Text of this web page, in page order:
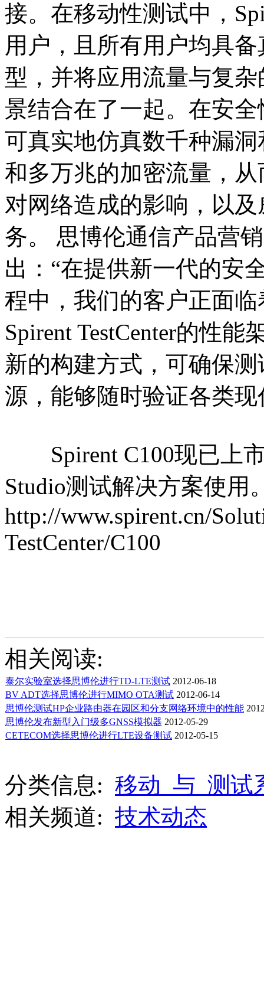
接。在移动性测试中，
用户，且所有用户均具
型，并将应用流量与复
景结合在了一起。在安
可真实地仿真数千种漏
和多万兆的加密流量，
对网络造成的影响，以
务。 思博伦通信产品营
出：“在提供新一代的安
程中，我们的客户正面临
Spirent TestCenter的性
新的构建方式，可确保
源，能够随时验证各类
Spirent C100现已上市
Studio测试解决方案使用
http://www.spirent.cn/
TestCenter/C100
相关阅读:
泰尔实验室选择思博伦进行TD-LTE测试 2012-06-18
BV ADT选择思博伦进行MIMO OTA测试 2012-06-14
思博伦测试HP企业路由器在园区和分支网络环境中的性能
思博伦发布新型入门级多GNSS模拟器 2012-05-29
CETECOM选择思博伦进行LTE设备测试 2012-05-15
分类信息: 移动_与_测试
相关频道: 技术动态